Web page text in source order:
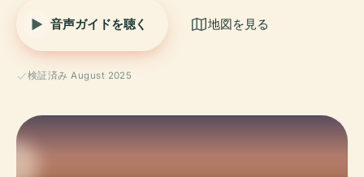
音声ガイドを聴く 地図を見る
検証済み August 2025